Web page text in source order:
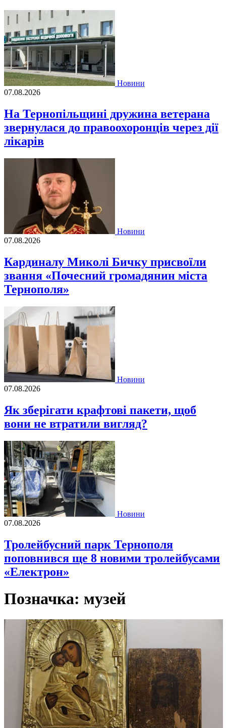
Новини
07.08.2026
На Тернопільщині дружина ветерана
звернулася до правоохоронців через дії
лікарів
Новини
07.08.2026
Кардиналу Миколі Бичку присвоїли
звання «Почесний громадянин міста
Тернополя»
Новини
07.08.2026
Як зберігати крафтові пакети, щоб
вони не втратили вигляд?
Новини
07.08.2026
Тролейбусний парк Тернополя
поповнився ще 8 новими тролейбусами
«Електрон»
Позначка: музей